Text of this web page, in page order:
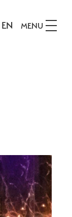
EN MENU